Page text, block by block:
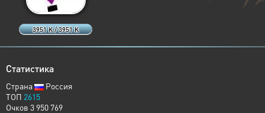
3951 K / 3951 K
Статистика
Страна
Россия
ТОП 2615
Очков 3 950 769